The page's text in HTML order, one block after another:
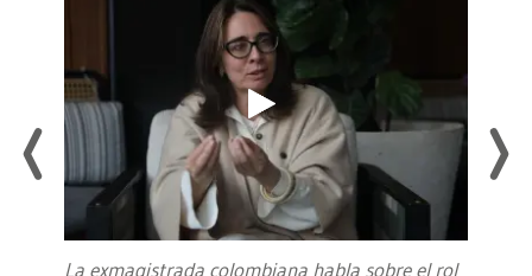
La exmagistrada colombiana habla sobre el rol